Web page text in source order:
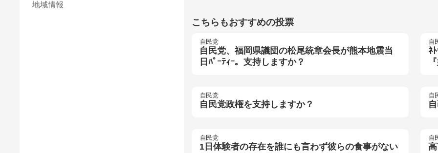
こちらもおすすめの投票
自民党
自民党、福岡県議団の松尾統章会長が熊本地震当
日ﾊﾟｰﾃｨｰ。支持しますか？
自
ﾈ
自民党
自民党政権を支持しますか？
自
自民党
1日体験者の存在を誰にも言わず彼らの食事がない
自
地域情報